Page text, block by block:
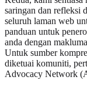
saringan dan refleksi
seluruh laman web
panduan untuk
anda dengan
Untuk sumber
diketuai komuniti,
Advocacy Network